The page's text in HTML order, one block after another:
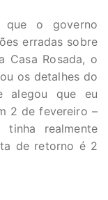
que o governo
erradas sobre
Casa Rosada, o
os detalhes do
alegou que eu
2 de fevereiro –
realmente
de retorno é 2